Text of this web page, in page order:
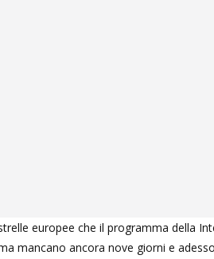
europee che il programma della
mancano ancora nove giorni e